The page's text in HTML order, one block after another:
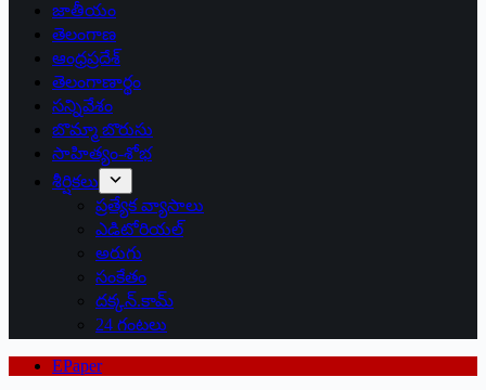
జాతీయం
తెలంగాణ
ఆంధ్రప్రదేశ్
తెలంగాణార్థం
సన్నివేశం
బొమ్మా బొరుసు
సాహిత్యం-శోభ
శీర్షికలు
ప్రత్యేక వ్యాసాలు
ఎడిటోరియల్
అరుగు
సంకేతం
దక్కన్.కామ్
24 గంటలు
EPaper